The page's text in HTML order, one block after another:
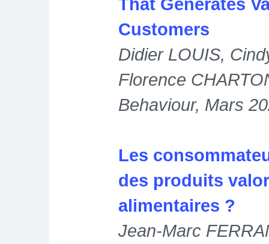
That Generates
Customers
Didier LOUIS,
Florence
Behaviour, Mars
Les
des produits
alimentaires ?
Jean-Marc